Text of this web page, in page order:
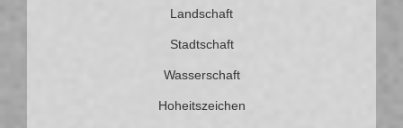
Landschaft
Stadtschaft
Wasserschaft
Hoheitszeichen